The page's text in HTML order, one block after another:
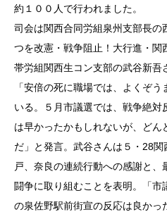
約１００人で行われました。
司会は関西合同労組泉州支部長の
つを改憲・戦争阻止！大行進・関
帯労組関西生コン支部の武谷新吾
「安倍の死に職場では、よくぞ
いる。５月市議選では、戦争絶
は早かったかもしれないが、ど
だ」と発言。武谷さんは５・28
戸、奈良の連続行動への感謝と
闘争に取り組むことを表明。「市
の泉佐野駅前街宣の反応は良かっ